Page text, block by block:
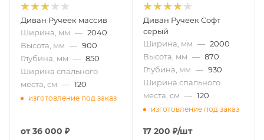
Диван Ручеек массив
Ширина, мм — 2040
Высота, мм — 900
Глубина, мм — 850
Ширина спального
места, см — 120
изготовление под заказ
от36 000 ₽
Диван Ручеек Софт
серый
Ширина, мм — 2000
Высота, мм — 870
Глубина, мм — 930
Ширина спального
места, см — 120
изготовление под заказ
17 200 ₽/шт